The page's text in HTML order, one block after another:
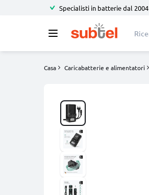
Specialisti in batterie dal 2004
Casa Caricabatterie e alimentatori